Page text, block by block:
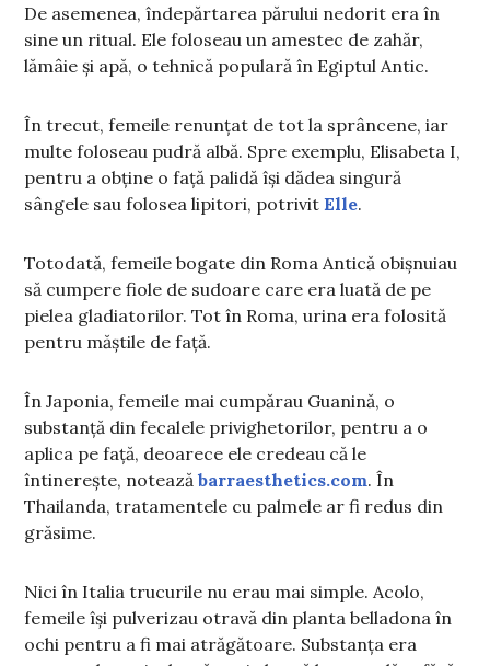
De asemenea, îndepărtarea părului nedorit era în
sine un ritual. Ele foloseau un amestec de zahăr,
lămâie și apă, o tehnică populară în Egiptul Antic.
În trecut, femeile renunțat de tot la sprâncene, iar
multe foloseau pudră albă. Spre exemplu, Elisabeta I,
pentru a obține o față palidă își dădea singură
sângele sau folosea lipitori, potrivit Elle.
Totodată, femeile bogate din Roma Antică obișnuiau
să cumpere fiole de sudoare care era luată de pe
pielea gladiatorilor. Tot în Roma, urina era folosită
pentru măștile de față.
În Japonia, femeile mai cumpărau Guanină, o
substanță din fecalele privighetorilor, pentru a o
aplica pe față, deoarece ele credeau că le
întinerește, noteazăbarraesthetics.com. În
Thailanda, tratamentele cu palmele ar fi redus din
grăsime.
Nici în Italia trucurile nu erau mai simple. Acolo,
femeile își pulverizau otravă din planta belladona în
ochi pentru a fi mai atrăgătoare. Substanța era